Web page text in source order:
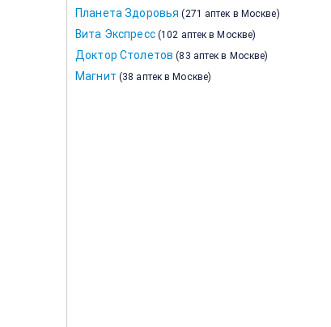
Планета Здоровья (271 аптек в Москве)
Вита Экспресс (102 аптек в Москве)
Доктор Столетов (83 аптек в Москве)
Магнит (38 аптек в Москве)